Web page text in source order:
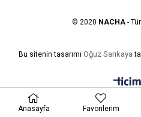
© 2020 NACHA -
Bu sitenin tasarımı Oğuz Sarıkaya
Anasayfa Favorilerim